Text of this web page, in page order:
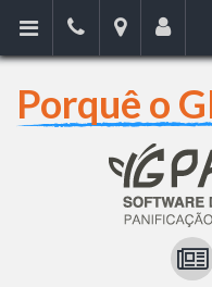
Porquê o